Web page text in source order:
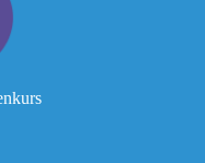
(Rio-Zeit)
Klicken)
Fortgeschrittene)